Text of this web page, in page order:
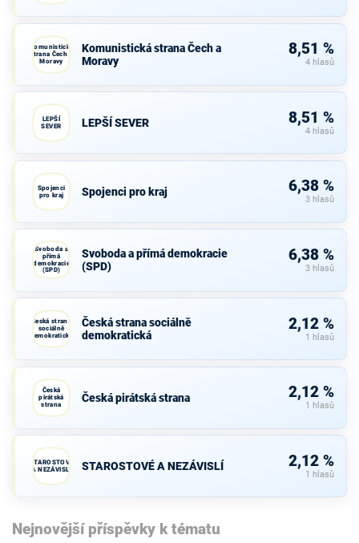
Komunistická
strana Čech a
Moravy
Komunistická strana Čech a
Moravy
8,51 %
4 hlasů
LEPŠÍ
SEVER
LEPŠÍ SEVER 8,51 %
4 hlasů
Spojenci
pro kraj
Spojenci pro kraj 6,38 %
3 hlasů
Svoboda a
přímá
demokracie
(SPD)
Svoboda a přímá demokracie
(SPD)
6,38 %
3 hlasů
Česká strana
sociálně
demokratická
Česká strana sociálně
demokratická
2,12 %
1 hlasů
Česká
pirátská
strana
Česká pirátská strana 2,12 %
1 hlasů
STAROSTOVÉ
A NEZÁVISLÍ
STAROSTOVÉ A NEZÁVISLÍ 2,12 %
1 hlasů
Nejnovější příspěvky k tématu